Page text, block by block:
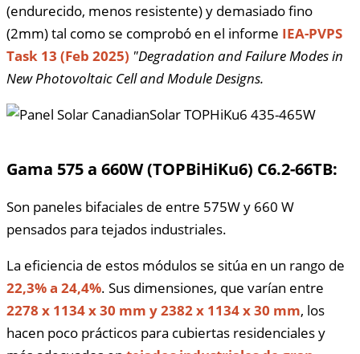
(endurecido, menos resistente) y demasiado fino
(2mm) tal como se comprobó en el informe IEA-PVPS
Task 13 (Feb 2025) "Degradation and Failure Modes in
New Photovoltaic Cell and Module Designs.
Gama 575 a 660W (TOPBiHiKu6) C6.2-66TB:
Son paneles bifaciales de entre 575W y 660 W
pensados para tejados industriales.
La eficiencia de estos módulos se sitúa en un rango de
22,3% a 24,4%. Sus dimensiones, que varían entre
2278 x 1134 x 30 mm y 2382 x 1134 x 30 mm, los
hacen poco prácticos para cubiertas residenciales y